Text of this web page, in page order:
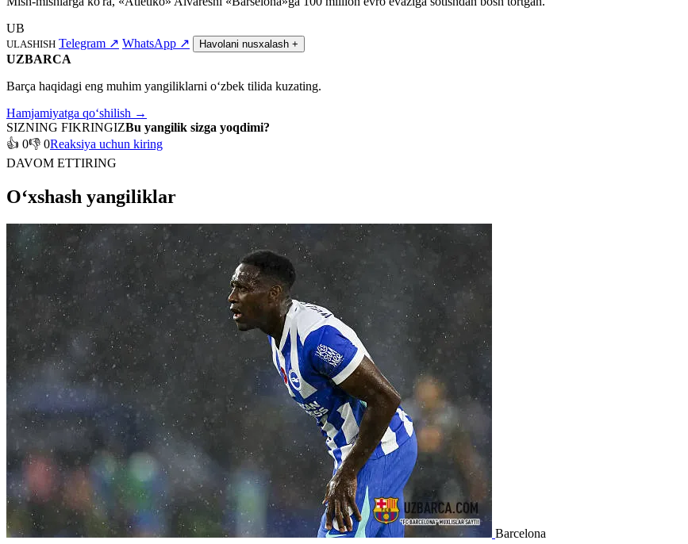
UB
ULASHISH Telegram ↗ WhatsApp ↗ Havolani nusxalash +
UZBARCA
Barça haqidagi eng muhim yangiliklarni o‘zbek tilida kuzating.
Hamjamiyatga qo‘shilish →
SIZNING FIKRINGIZBu yangilik sizga yoqdimi?
👍 0👎 0Reaksiya uchun kiring
DAVOM ETTIRING
O‘xshash yangiliklar
Barcelona